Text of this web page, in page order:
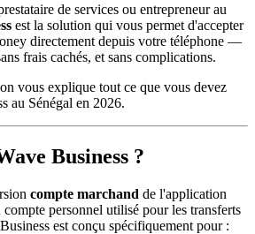
de services ou entrepreneur au
est la solution qui vous permet d'accepter
directement depuis votre téléphone —
frais cachés, et sans complications.
vous explique tout ce que vous devez
au Sénégal en 2026.
Business ?
compte marchand de l'application
personnel utilisé pour les transferts
est conçu spécifiquement pour :